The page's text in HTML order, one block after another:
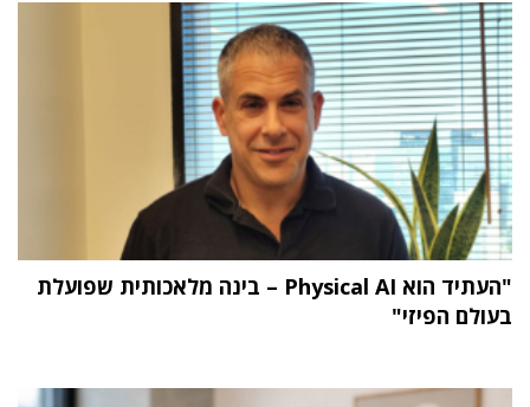
"העתיד הוא Physical AI – בינה מלאכותית שפועלת
בעולם הפיזי"